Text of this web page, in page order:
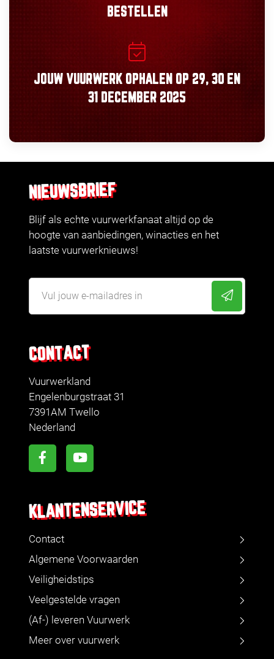
BESTELLEN
JOUW VUURWERK OPHALEN OP 29, 30 EN
31 DECEMBER 2025
CONTACT
Vuurwerkland
Engelenburgstraat 31
7391AM Twello
Nederland
KLANTENSERVICE
Contact
Algemene Voorwaarden
Veiligheidstips
Veelgestelde vragen
(Af-) leveren Vuurwerk
Meer over vuurwerk
NIEUWSBRIEF
Blijf als echte vuurwerkfanaat altijd op de
hoogte van aanbiedingen, winacties en het
laatste vuurwerknieuws!